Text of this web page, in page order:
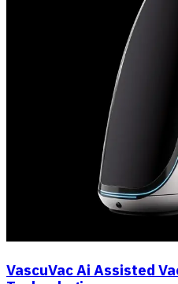
VascuVac Ai Assisted